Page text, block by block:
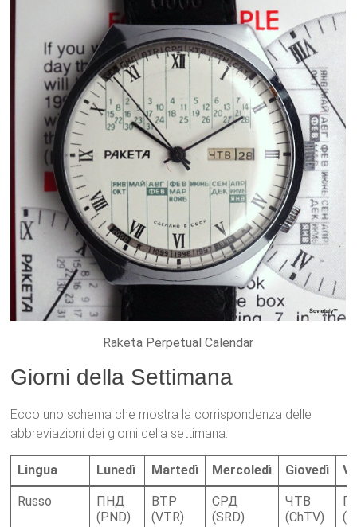
Raketa Perpetual Calendar
Giorni della Settimana
Ecco uno schema che mostra la corrispondenza delle
abbreviazioni dei giorni della settimana:
Lingua Lunedì Martedì Mercoledì Giovedì
Russo
ПНД
(PND)
ВТР
(VTR)
СРД
(SRD)
ЧТВ
(ChTV)